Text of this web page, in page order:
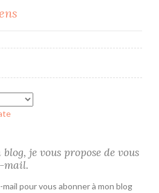
je vous propose de vous
mail.
pour vous abonner à mon blog